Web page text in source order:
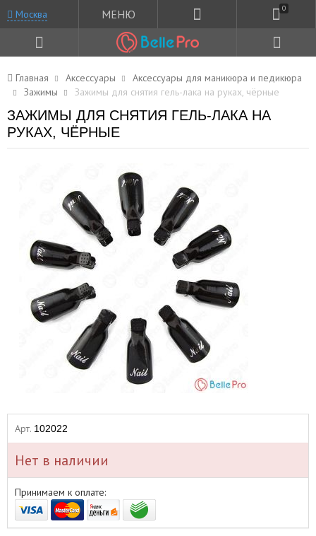
Москва МЕНЮ 0
Главная Аксессуары
Аксессуары для маникюра и педикюра
Зажимы
Зажимы для снятия гель-лака на руках, чёрные
ЗАЖИМЫ ДЛЯ СНЯТИЯ ГЕЛЬ-ЛАКА НА
РУКАХ, ЧЁРНЫЕ
Арт. 102022
Нет в наличии
Принимаем к оплате: